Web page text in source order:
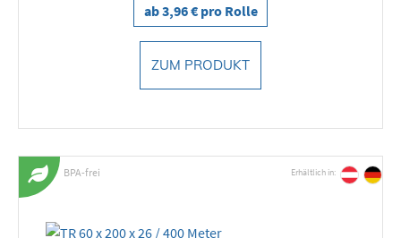
ab 3,96 € pro Rolle
ZUM PRODUKT
BPA-frei Erhältlich in: